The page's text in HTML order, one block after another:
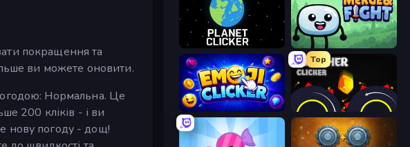
покращення та
ви можете оновити.
Нормальна. Це
200 кліків - і ви
нову погоду - дощ!
Planet Clicker Merge & Fight
Emoji Clickers
Top
Crusher Clicker